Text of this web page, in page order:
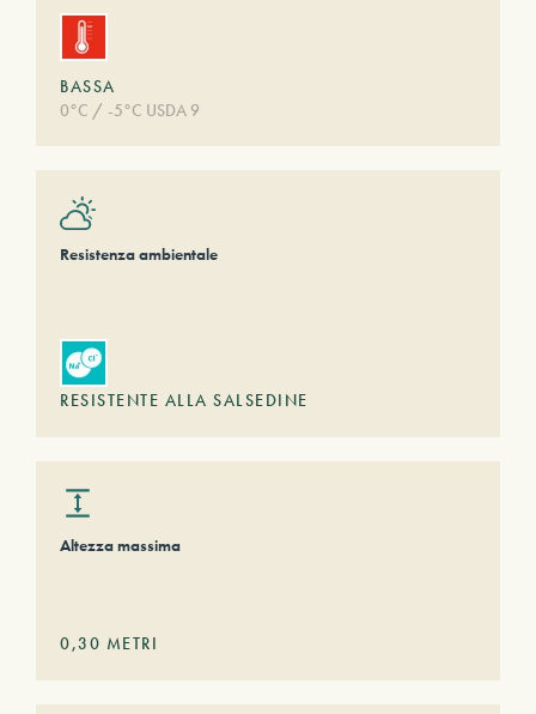
BASSA
0°C / -5°C USDA 9
Resistenza ambientale
RESISTENTE ALLA SALSEDINE
Altezza massima
0,30 METRI